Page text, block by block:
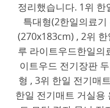
정리했습니다. 1위
특대형(2한일의료
(270x183cm) , 2위
루 라이트우드한일의
이트우드 전기장판
형 , 3위 한일 전기매
한일 전기매트 거실용